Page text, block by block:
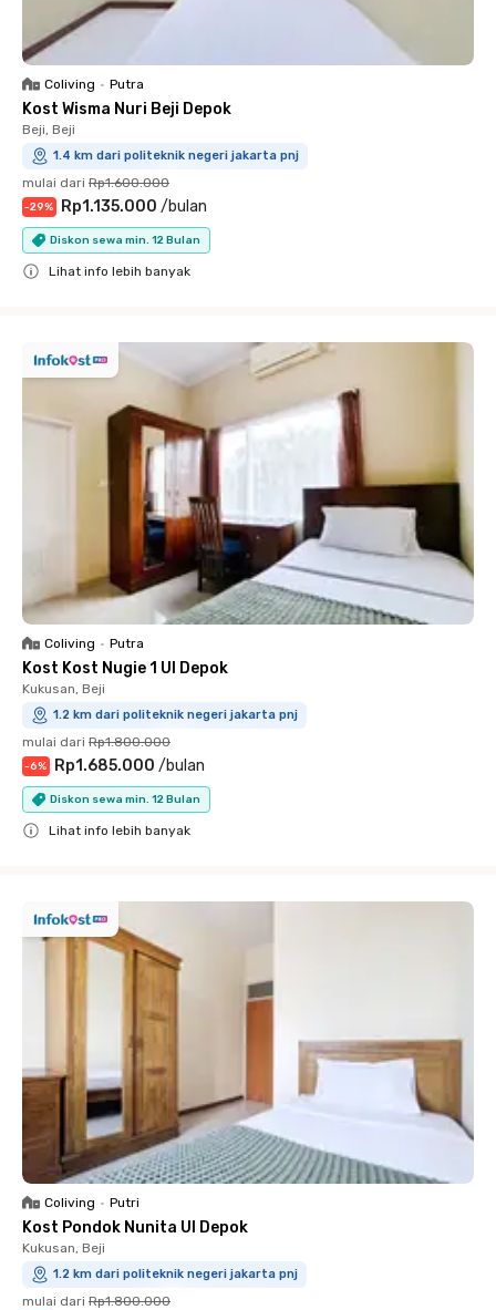
Coliving • Putra
Kost Wisma Nuri Beji Depok
Beji, Beji
1.4 km dari politeknik negeri jakarta pnj
mulai dari Rp1.600.000
-29% Rp1.135.000 /bulan
Diskon sewa min. 12 Bulan
Lihat info lebih banyak
Coliving • Putra
Kost Kost Nugie 1 UI Depok
Kukusan, Beji
1.2 km dari politeknik negeri jakarta pnj
mulai dari Rp1.800.000
-6% Rp1.685.000 /bulan
Diskon sewa min. 12 Bulan
Lihat info lebih banyak
Coliving • Putri
Kost Pondok Nunita UI Depok
Kukusan, Beji
1.2 km dari politeknik negeri jakarta pnj
mulai dari Rp1.800.000